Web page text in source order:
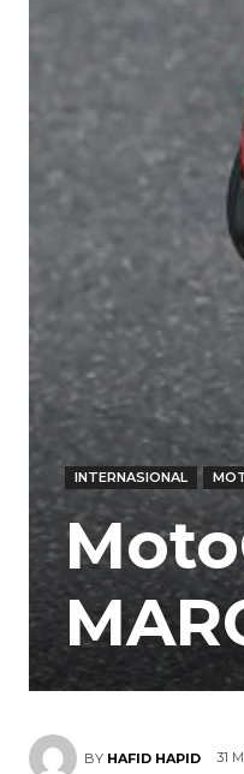
INTERNASIONAL
BY HAFID HAPID 31